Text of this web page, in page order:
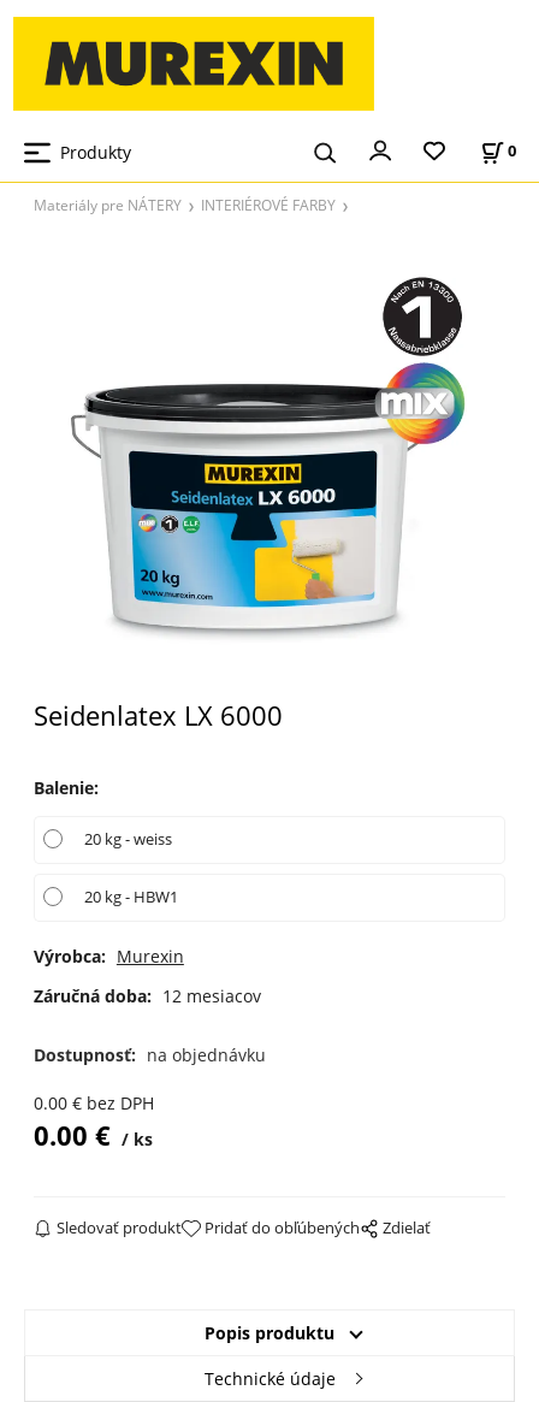
Produkty 0
Materiály pre NÁTERY INTERIÉROVÉ FARBY
Seidenlatex LX 6000
Balenie:
20 kg - weiss
20 kg - HBW1
Výrobca: Murexin
Záručná doba: 12 mesiacov
Dostupnosť: na objednávku
0.00€ bez DPH
0.00 € ks
Sledovať produkt Pridať do obľúbených Zdielať
Popis produktu
Technické údaje